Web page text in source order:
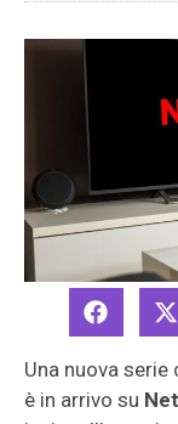
Una nuova
è in arrivo su